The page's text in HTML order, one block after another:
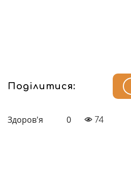
Поділитися:
Здоров'я 0 74